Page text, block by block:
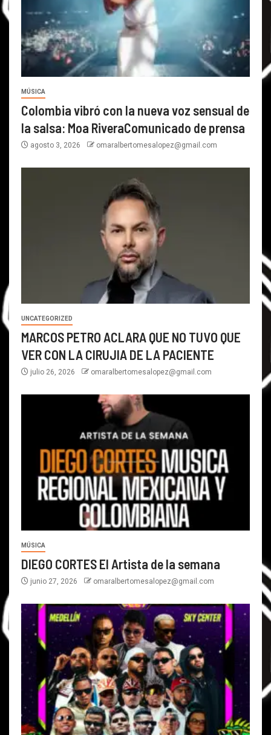
MÚSICA
Colombia vibró con la nueva voz sensual de
la salsa: Moa RiveraComunicado de prensa
agosto 3, 2026 omaralbertomesalopez@gmail.com
UNCATEGORIZED
MARCOS PETRO ACLARA QUE NO TUVO QUE
VER CON LA CIRUJIA DE LA PACIENTE
julio 26, 2026 omaralbertomesalopez@gmail.com
MÚSICA
DIEGO CORTES El Artista de la semana
junio 27, 2026 omaralbertomesalopez@gmail.com